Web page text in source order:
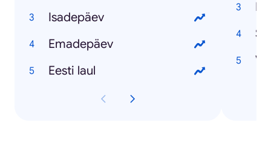
Isadepäev
Emadepäev
Eesti laul